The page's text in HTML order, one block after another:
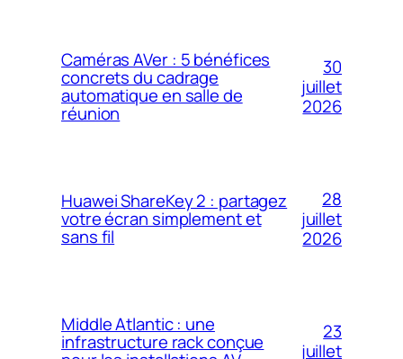
Caméras AVer : 5 bénéfices
concrets du cadrage
automatique en salle de
réunion
30
juillet
2026
Huawei ShareKey 2 : partagez
votre écran simplement et
sans fil
28
juillet
2026
Middle Atlantic : une
infrastructure rack conçue
23
juillet